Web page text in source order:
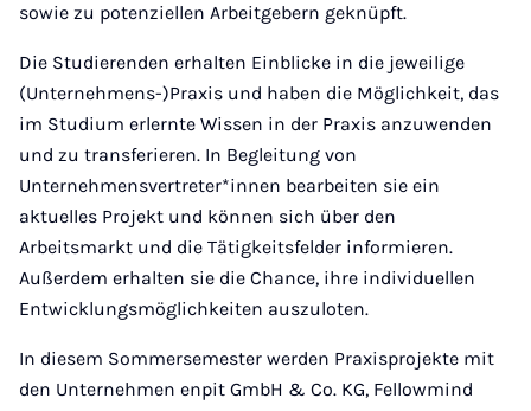
sowie zu potenziellen Arbeitgebern geknüpft.
Die Studierenden erhalten Einblicke in die jeweilige
(Unternehmens-)Praxis und haben die Möglichkeit, das
im Studium erlernte Wissen in der Praxis anzuwenden
und zu transferieren. In Begleitung von
Unternehmensvertreter*innen bearbeiten sie ein
aktuelles Projekt und können sich über den
Arbeitsmarkt und die Tätigkeitsfelder informieren.
Außerdem erhalten sie die Chance, ihre individuellen
Entwicklungsmöglichkeiten auszuloten.
In diesem Sommersemester werden Praxisprojekte mit
den Unternehmen enpit GmbH & Co. KG, Fellowmind